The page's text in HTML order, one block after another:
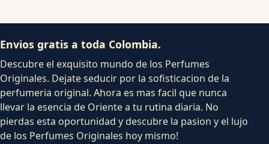
Envios gratis a toda Colombia.
Descubre el exquisito mundo de los Perfumes
Originales. Dejate seducir por la sofisticacion de la
perfumeria original. Ahora es mas facil que nunca
llevar la esencia de Oriente a tu rutina diaria. No
pierdas esta oportunidad y descubre la pasion y el lujo
de los Perfumes Originales hoy mismo!